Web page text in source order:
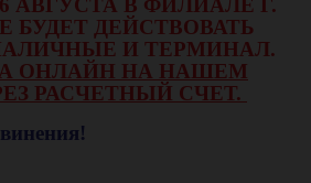
АВГУСТА В ФИЛИАЛЕ Г.
БУДЕТ ДЕЙСТВОВАТЬ
И ТЕРМИНАЛ.
ОНЛАЙН НА НАШЕМ
РАСЧЕТНЫЙ СЧЕТ.